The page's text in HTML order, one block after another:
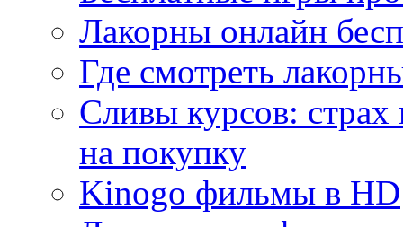
Лакорны онлайн
Где смотреть
Сливы курсов:
на покупку
Kinogo фильмы в HD